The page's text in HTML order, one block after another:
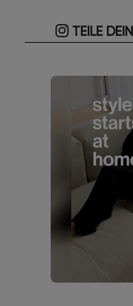
TEILE